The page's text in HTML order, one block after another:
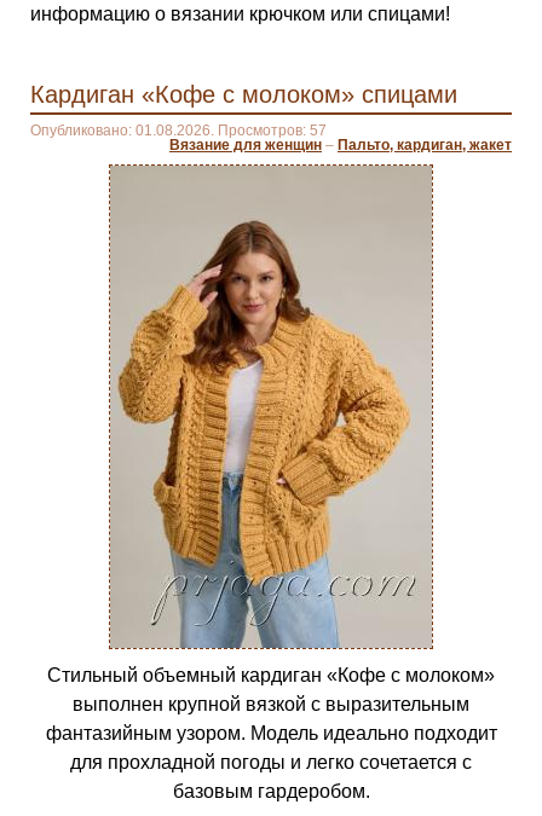
информацию о вязании крючком или спицами!
Кардиган «Кофе с молоком» спицами
Опубликовано: 01.08.2026. Просмотров: 57
Вязание для женщин – Пальто, кардиган, жакет
Стильный объемный кардиган «Кофе с молоком»
выполнен крупной вязкой с выразительным
фантазийным узором. Модель идеально подходит
для прохладной погоды и легко сочетается с
базовым гардеробом.